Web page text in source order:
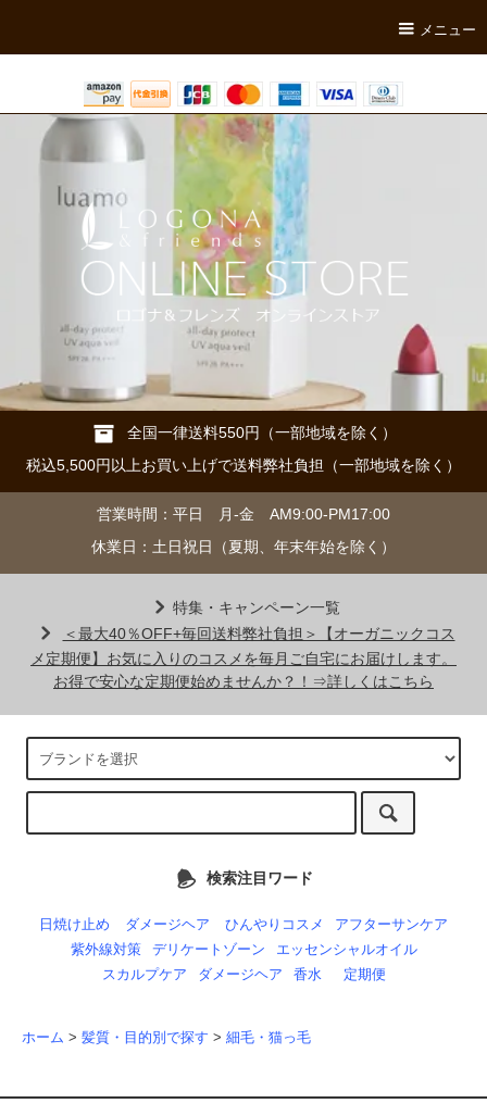
メニュー
全国一律送料550円（一部地域を除く）
税込5,500円以上お買い上げで送料弊社負担（一部地域を除く）
営業時間：平日 月-金 AM9:00-PM17:00
休業日：土日祝日（夏期、年末年始を除く）
特集・キャンペーン一覧
＜最大40％OFF+毎回送料弊社負担＞【オーガニックコス
メ定期便】お気に入りのコスメを毎月ご自宅にお届けします。
お得で安心な定期便始めませんか？！⇒詳しくはこちら
検索注目ワード
日焼け止め ダメージヘア ひんやりコスメ
アフターサンケア
紫外線対策
デリケートゾーン
エッセンシャルオイル
スカルプケア
ダメージヘア 香水 定期便
ホーム > 髪質・目的別で探す > 細毛・猫っ毛